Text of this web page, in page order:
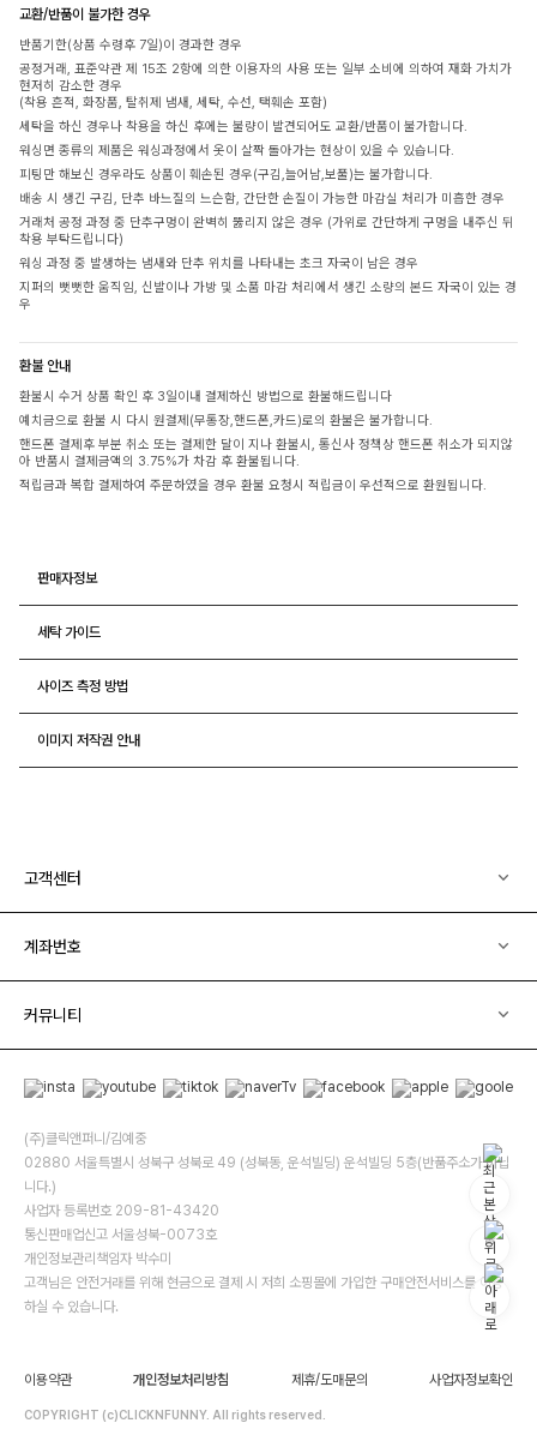
교환/반품이 불가한 경우
반품기한(상품 수령후 7일)이 경과한 경우
공정거래, 표준약관 제 15조 2항에 의한 이용자의 사용 또는 일부 소비에 의하여 재화 가치가
현저히 감소한 경우
(착용 흔적, 화장품, 탈취제 냄새, 세탁, 수선, 택훼손 포함)
세탁을 하신 경우나 착용을 하신 후에는 불량이 발견되어도 교환/반품이 불가합니다.
워싱면 종류의 제품은 워싱과정에서 옷이 살짝 돌아가는 현상이 있을 수 있습니다.
피팅만 해보신 경우라도 상품이 훼손된 경우(구김,늘어남,보풀)는 불가합니다.
배송 시 생긴 구김, 단추 바느질의 느슨함, 간단한 손질이 가능한 마감실 처리가 미흡한 경우
거래처 공정 과정 중 단추구멍이 완벽히 뚫리지 않은 경우 (가위로 간단하게 구멍을 내주신 뒤
착용 부탁드립니다)
워싱 과정 중 발생하는 냄새와 단추 위치를 나타내는 초크 자국이 남은 경우
지퍼의 뻣뻣한 움직임, 신발이나 가방 및 소품 마감 처리에서 생긴 소량의 본드 자국이 있는 경
우
환불 안내
환불시 수거 상품 확인 후 3일이내 결제하신 방법으로 환불해드립니다
예치금으로 환불 시 다시 원결제(무통장,핸드폰,카드)로의 환불은 불가합니다.
핸드폰 결제후 부분 취소 또는 결제한 달이 지나 환불시, 통신사 정책상 핸드폰 취소가 되지않
아 반품시 결제금액의 3.75%가 차감 후 환불됩니다.
적립금과 복합 결제하여 주문하였을 경우 환불 요청시 적립금이 우선적으로 환원됩니다.
판매자정보
세탁 가이드
사이즈 측정 방법
이미지 저작권 안내
고객센터
계좌번호
커뮤니티
(주)클릭앤퍼니/김예중
02880 서울특별시 성북구 성북로 49 (성북동, 운석빌딩) 운석빌딩 5층(반품주소가 아닙
니다.)
사업자 등록번호 209-81-43420
통신판매업신고 서울성북-0073호
개인정보관리책임자 박수미
고객님은 안전거래를 위해 현금으로 결제 시 저희 소핑몰에 가입한 구매안전서비스를 이용
하실 수 있습니다.
이용약관 개인정보처리방침 제휴/도매문의 사업자정보확인
COPYRIGHT (c)CLICKNFUNNY. All rights reserved.